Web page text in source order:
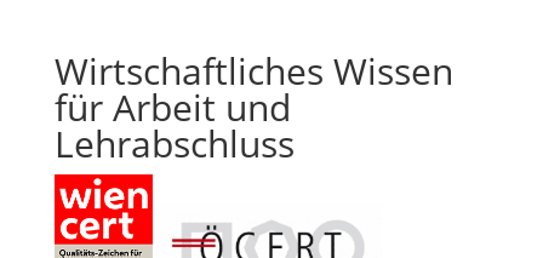
Wirtschaftliches Wissen
für Arbeit und
Lehrabschluss